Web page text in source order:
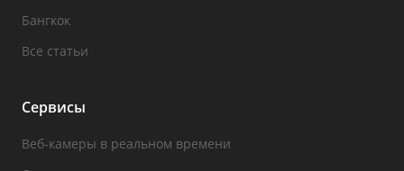
Бангкок
Все статьи
Сервисы
Веб-камеры в реальном времени